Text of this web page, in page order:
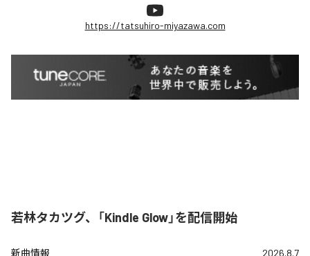
https://tatsuhiro-miyazawa.com
若林タカツグ、「Kindle Glow」を配信開始
新曲情報 2026.8.7